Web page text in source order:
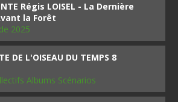
Régis LOISEL - La Dernière
la Forêt
2025
DE L'OISEAU DU TEMPS 8
Albums Scénarios